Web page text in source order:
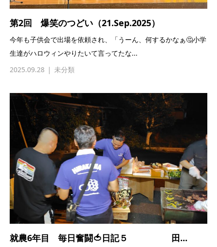
第2回 爆笑のつどい（21.Sep.2025）
今年も子供会で出場を依頼され、「うーん、何するかなぁ🤔小学
生達がハロウィンやりたいて言ってたな...
2025.09.28
未分類
就農6年目 毎日奮闘🍅日記５ 田...